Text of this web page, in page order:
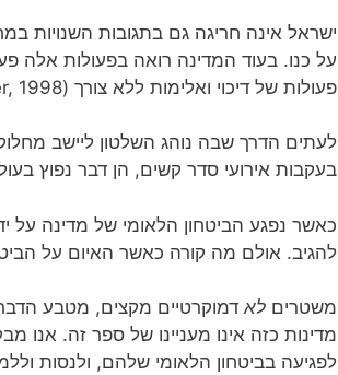
ישראל אינה חריגה גם בתגובות השנויות
על כנו. בעוד המדינה רואה בפעולות אלה
פעולות של דיכוי ואלימות ללא צורך (Della Porta and Reiter, 1998, ע' 1).
לעתים הדרך שבה נוהג השלטון ליישב
בעקבות אירועי סדר קשים, הן דבר נפוץ
כאשר נפגע הביטחון הלאומי של מדינה על
להגיב. אולם מה קורה כאשר האיום על
משטרים לא דמוקרטיים מקצים, מטבע
מדינות כזה אינו מעניינו של ספר זה. אנו
לפגיעה בביטחון הלאומי שלהם, ולנסות